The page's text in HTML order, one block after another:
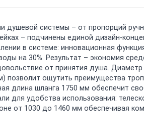
душевой системы – от пропорций
– подчинены единой дизайн-
в системе: инновационная
на 30%. Результат – экономия
от принятия душа.
позволит ощутить преимущества
длина шланга 1750 мм обеспечит
для удобства использования:
от 1030 до 1460 мм обеспечивая